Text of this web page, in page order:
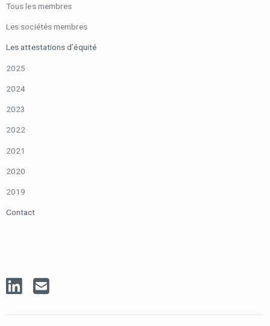
Tous les membres
Les sociétés membres
Les attestations d’équité
2025
2024
2023
2022
2021
2020
2019
Contact